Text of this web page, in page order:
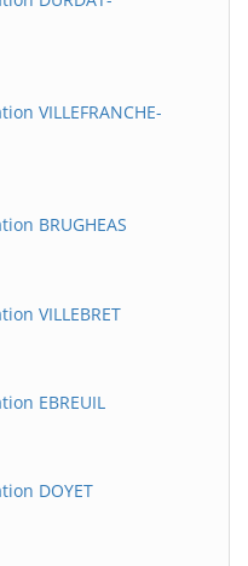
VILLEFRANCHE-
BRUGHEAS
VILLEBRET
EBREUIL
DOYET